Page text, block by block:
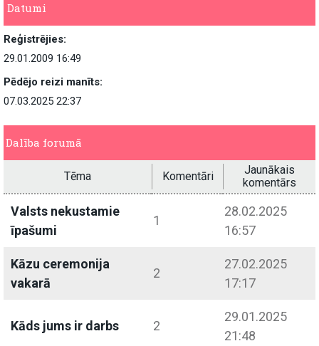
Datumi
Reģistrējies:
29.01.2009 16:49
Pēdējo reizi manīts:
07.03.2025 22:37
Dalība forumā
Tēma Komentāri
Jaunākais
komentārs
Valsts nekustamie
īpašumi
1
28.02.2025
16:57
Kāzu ceremonija
vakarā
2
27.02.2025
17:17
Kāds jums ir darbs 2
29.01.2025
21:48